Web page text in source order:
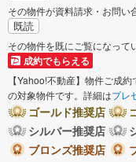
その物件が資料請求・お問い
既読
その物件を既にご覧になって
成約でもらえる
【Yahoo!不動産】物件ご成
の対象物件です。詳細はプレ
ゴールド推奨店
シルバー推奨店
ブロンズ推奨店